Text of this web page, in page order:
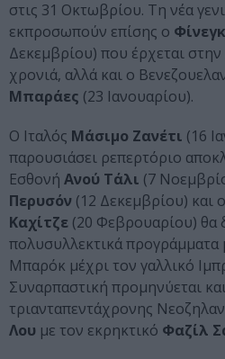
στις 31 Οκτωβρίου. Τη νέα
εκπροσωπούν επίσης ο
Δεκεμβρίου) που έρχεται
χρονιά, αλλά και ο
Μπαράες (23 Ιανουαρίου).
Ο Ιταλός Μάσιμο Ζανέτι (16
παρουσιάσει ρεπερτόριο
Εσθονή Ανού Τάλι (7
Περυσόν (12 Δεκεμβρίου) και
Καχίτζε (20 Φεβρουαρίου) θα
πολυσυλλεκτικά προγράμματα
Μπαρόκ μέχρι τον γαλλικό
Συναρπαστική προμηνύεται
τριανταπεντάχρονης
Λου με τον εκρηκτικό Φαζίλ